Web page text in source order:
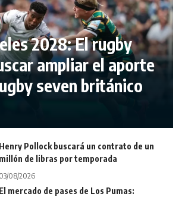
2028: El rugby
ampliar el aporte
seven británico
Henry Pollock buscará un contrato de un
millón de libras por temporada
03/08/2026
El mercado de pases de Los Pumas: